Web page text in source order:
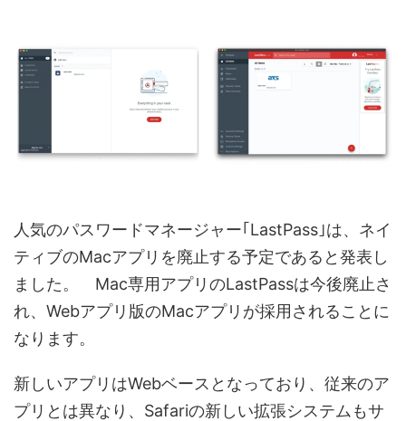
人気のパスワードマネージャー｢LastPass｣は、ネイ
ティブのMacアプリを廃止する予定であると発表し
ました。 Mac専用アプリのLastPassは今後廃止さ
れ、Webアプリ版のMacアプリが採用されることに
なります。
新しいアプリはWebベースとなっており、従来のア
プリとは異なり、Safariの新しい拡張システムもサ